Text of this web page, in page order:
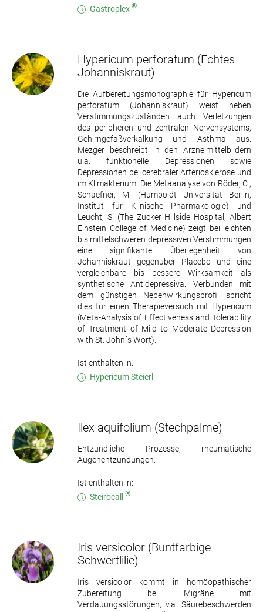
Gastroplex ®
Hypericum perforatum (Echtes
Johanniskraut)
Die Aufbereitungsmonographie für Hypericum
perforatum (Johanniskraut) weist neben
Verstimmungszuständen auch Verletzungen
des peripheren und zentralen Nervensystems,
Gehirngefäßverkalkung und Asthma aus.
Mezger beschreibt in den Arzneimittelbildern
u.a. funktionelle Depressionen sowie
Depressionen bei cerebraler Arteriosklerose und
im Klimakterium. Die Metaanalyse von Röder, C.,
Schaefner, M. (Humboldt Universität Berlin,
Institut für Klinische Pharmakologie) und
Leucht, S. (The Zucker Hillside Hospital, Albert
Einstein College of Medicine) zeigt bei leichten
bis mittelschweren depressiven Verstimmungen
eine signifikante Überlegenheit von
Johanniskraut gegenüber Placebo und eine
vergleichbare bis bessere Wirksamkeit als
synthetische Antidepressiva. Verbunden mit
dem günstigen Nebenwirkungsprofil spricht
dies für einen Therapieversuch mit Hypericum
(Meta-Analysis of Effectiveness and Tolerability
of Treatment of Mild to Moderate Depression
with St. John´s Wort).
Ist enthalten in:
Hypericum Steierl
Ilex aquifolium (Stechpalme)
Entzündliche Prozesse, rheumatische
Augenentzündungen.
Ist enthalten in:
Steirocall ®
Iris versicolor (Buntfarbige
Schwertlilie)
Iris versicolor kommt in homöopathischer
Zubereitung bei Migräne mit
Verdauungsstörungen, v.a. Säurebeschwerden